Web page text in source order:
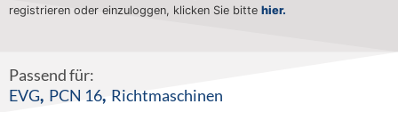
registrieren oder einzuloggen, klicken Sie bitte hier.
Passend für:
EVG, PCN 16, Richtmaschinen